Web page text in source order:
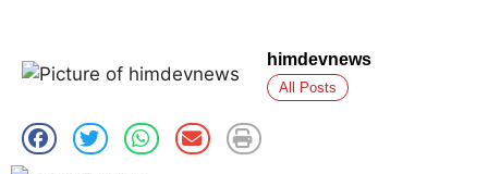
himdevnews
All Posts